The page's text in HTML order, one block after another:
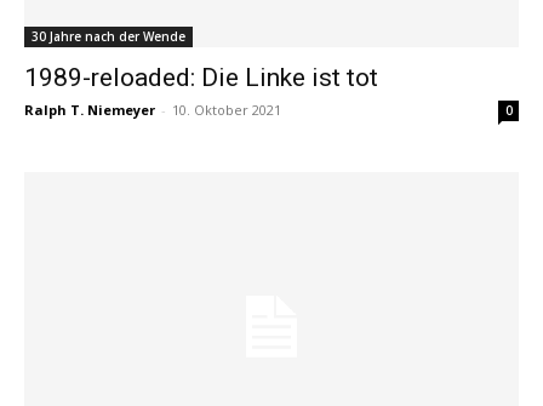
30 Jahre nach der Wende
1989-reloaded: Die Linke ist tot
Ralph T. Niemeyer - 10. Oktober 2021 0